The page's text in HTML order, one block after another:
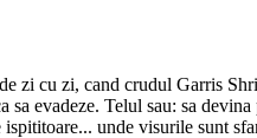
zi cu zi, cand crudul Garris
evadeze. Telul sau: sa
unde visurile sunt